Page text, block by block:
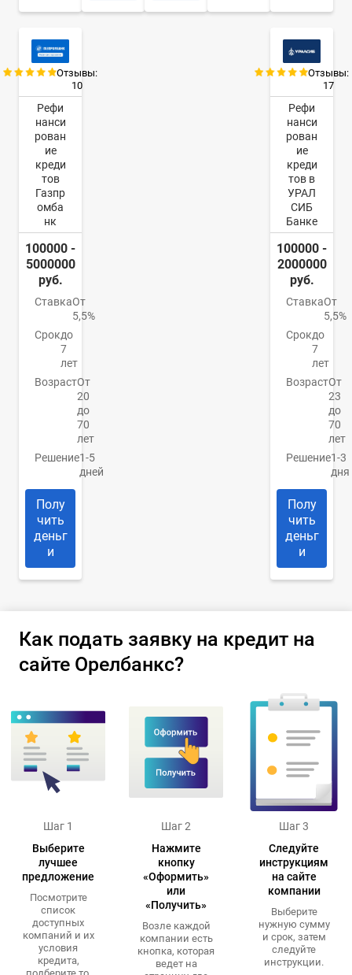
Отзывы:
10
Рефи
нанси
рован
ие
креди
тов
Газпр
омба
нк
100000 -
5000000
руб.
СтавкаОт
5,5%
Срокдо
7
лет
ВозрастОт
20
до
70
лет
Решение1-5
дней
Полу
чить
деньг
и
Отзывы:
17
Рефи
нанси
рован
ие
креди
тов в
УРАЛ
СИБ
Банке
100000 -
2000000
руб.
СтавкаОт
5,5%
Срокдо
7
лет
ВозрастОт
23
до
70
лет
Решение1-3
дня
Полу
чить
деньг
и
Как подать заявку на кредит на
сайте Орелбанкс?
Шаг 1
Выберите
лучшее
предложение
Посмотрите
список
доступных
компаний и их
условия
кредита,
Шаг 2
Нажмите
кнопку
«Оформить»
или
«Получить»
Возле каждой
компании есть
кнопка, которая
ведет на
Шаг 3
Следуйте
инструкциям
на сайте
компании
Выберите
нужную сумму
и срок, затем
следуйте
инструкции.